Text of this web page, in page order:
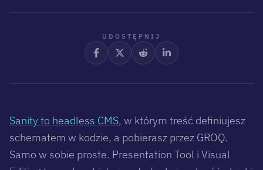
wszystkie dostępy i stronę, która od pierwszego dnia należy do
UDOSTĘPNIJ
Sanity to headless CMS, w którym treść definiujesz
schematem w kodzie, a pobierasz przez GROQ.
Samo w sobie proste. Presentation Tool i Visual